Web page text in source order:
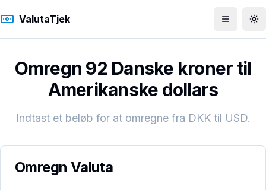
ValutaTjek Åbn menu
Omregn 92 Danske kroner til
Amerikanske dollars
Indtast et beløb for at omregne fra DKKtil USD.
Omregn Valuta